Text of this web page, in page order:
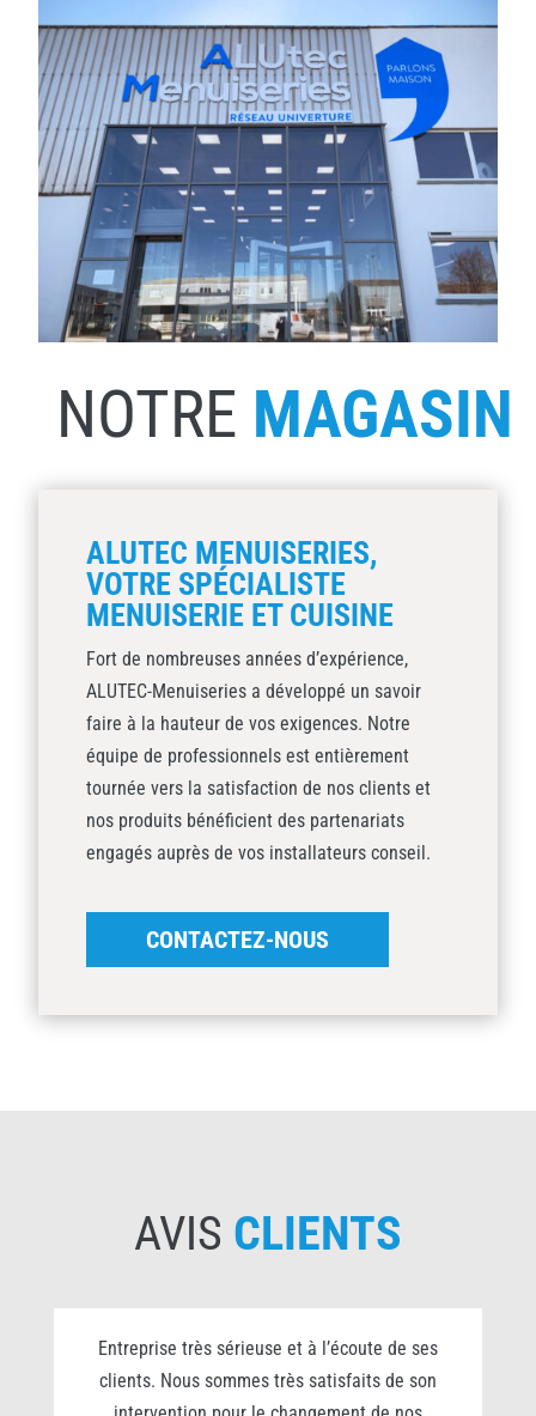
NOTRE MAGASIN
ALUTEC MENUISERIES,
VOTRE SPÉCIALISTE
MENUISERIE ET CUISINE
Fort de nombreuses années d’expérience,
ALUTEC-Menuiseries a développé un savoir
faire à la hauteur de vos exigences. Notre
équipe de professionnels est entièrement
tournée vers la satisfaction de nos clients et
nos produits bénéficient des partenariats
engagés auprès de vos installateurs conseil.
CONTACTEZ-NOUS
AVIS CLIENTS
Entreprise très sérieuse et à l’écoute de ses
clients. Nous sommes très satisfaits de son